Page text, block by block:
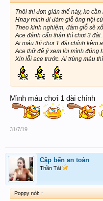
Thôi thì đơn giản thế này, ko
Hnay mình đi đám giỗ ông nội
Theo kinh nghiệm, đám giỗ sẽ
Ace đánh cẩn thận thì chơi 3 đài.
Ai máu thì chơi 1 đài chính kèm
Ace thử để ý xem lời mình đúng
Xin lỗi ace trước. Ai trùng máu
Mình máu chơi 1 đài chính
31/7/19
Cập bến an toàn
Thần Tài
Poppy nói: ↑